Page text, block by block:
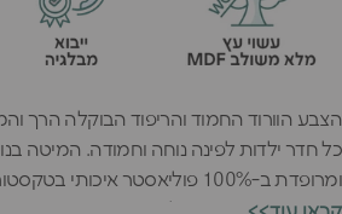
הצבע הוורוד החמוד והריפוד הבוקלה הרך
כל חדר ילדות לפינה נוחה וחמודה. המיטה
ומרופדת ב-100% פוליאסטר